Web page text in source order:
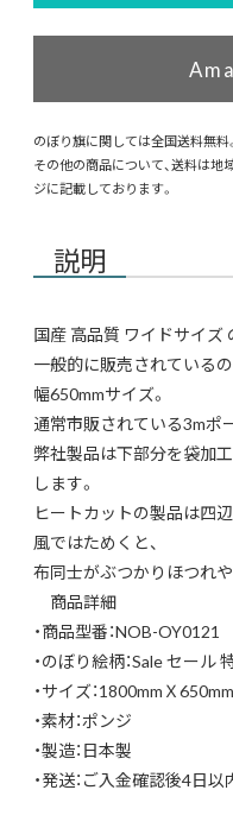
のぼり旗に関しては全国送料無料。
その他の商品について、送料は地
ジに記載しております。
説明
国産 高品質 ワイドサイズ
一般的に販売されている
幅650mmサイズ。
通常市販されている3mポ
弊社製品は下部分を袋加
します。
ヒートカットの製品は四
風ではためくと、
布同士がぶつかりほつれや
商品詳細
・商品型番：NOB-OY0121
・のぼり絵柄：Sale セー
・サイズ：1800mmＸ650mm
・素材：ポンジ
・製造：日本製
・発送：ご入金確認後4日